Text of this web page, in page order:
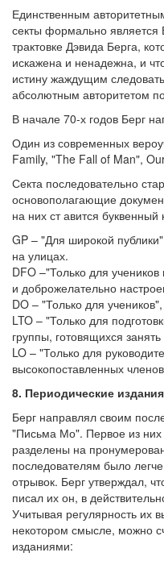
Единственным
секты формально является
трактовке Дэвида Берга,
искажена и ненадежна, и
истину жаждущим
абсолютным авторитетом
В начале 70-х годов Берг
Один из современных
Family, "The Fall of Man",
Секта последовательно
основополагающие
на них ст авится буквенный
GP – "Для широкой
на улицах.
DFO –"Только для
и доброжелательно
DO – "Только для
LTO – "Только для
группы, готовящихся
LO – "Только для
высокопоставленных
8. Периодические
Берг направлял своим
"Письма Мо". Первое из
разделены на
последователям было
отрывок. Берг утверждал,
писал их он, в
Учитывая регулярность их
некотором смысле, можно
изданиями: